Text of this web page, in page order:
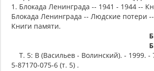
1. Блокада Ленинграда -- 1941 - 1944 --
Блокада Ленинграда -- Людские потери
Книги памяти.
Т. 5: В (Васильев - Волинский). - 1999. -
5-87170-075-6 (т. 5) .